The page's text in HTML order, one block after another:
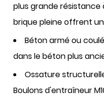
plus grande résistance
brique pleine offrent un
Béton armé ou
dans le béton plus
Ossature
Boulons d'entraîneur